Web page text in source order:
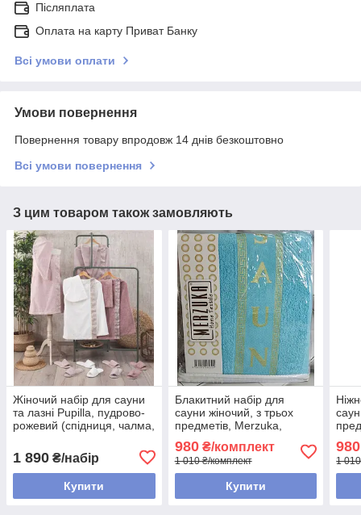
Післяплата
Оплата на карту Приват Банку
Всі умови оплати
Умови повернення
Повернення товару впродовж 14 днів безкоштовно
Всі умови повернення
З цим товаром також замовляють
Жіночий набір для сауни
та лазні Pupilla, пудрово-
рожевий (спідниця, чалма,
1 890 ₴/набір
Купити
Блакитний набір для
сауни жіночий, з трьох
предметів, Merzuka,
980₴/комплект
1 010 ₴/комплект
Купити
980
1